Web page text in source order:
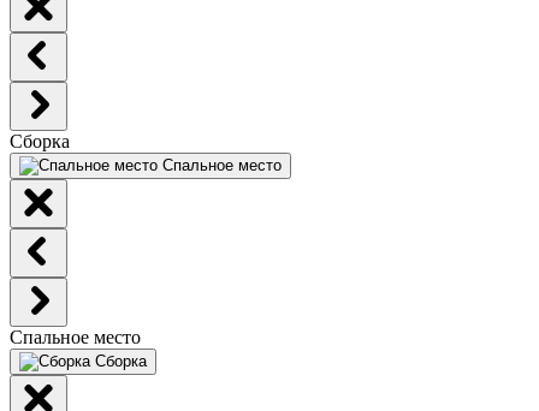
Сборка
Спальное место
Спальное место
Сборка